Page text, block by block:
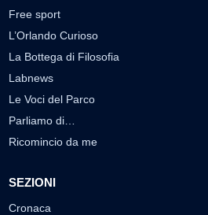
Free sport
L’Orlando Curioso
La Bottega di Filosofia
Labnews
Le Voci del Parco
Parliamo di…
Ricomincio da me
SEZIONI
Cronaca